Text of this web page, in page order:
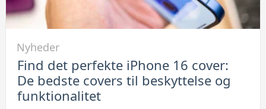
løsning
Find
det
perfekte
Nyheder
Find det perfekte iPhone 16 cover:
De bedste covers til beskyttelse og
funktionalitet